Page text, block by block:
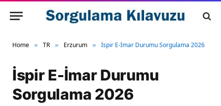
Home » TR » Erzurum » İspir E-İmar Durumu Sorgulama 2026
İspir E-İmar Durumu
Sorgulama 2026